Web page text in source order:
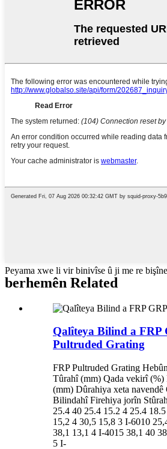
Peyama xwe li vir binivîse û ji me re bişîne
berhemên Related
Qalîteya Bilind a FRP
Pultruded Grating
FRP Pultruded Grating
Tûrahî (mm) Qada vekirî
(mm) Dûrahiya xeta
Bilindahî Firehiya jorîn
25.4 40 25.4 15.2 4 25.4
15,2 4 30,5 15,8 3 I-6010
38,1 13,1 4 I-4015 38,1 40
5 I-